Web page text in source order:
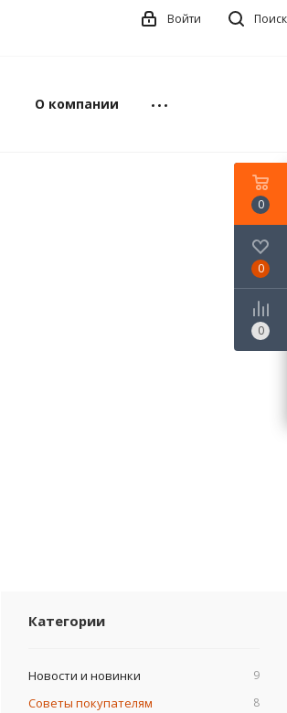
Поиск
Войти
О компании
Категории
Новости и новинки 9
Советы покупателям 8
0
0
0